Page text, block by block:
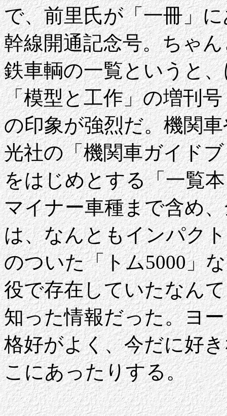
で、前里氏が「一冊」
幹線開通記念号。ちゃ
鉄車輌の一覧というと
「模型と工作」の増刊
の印象が強烈だ。機関
光社の「機関車ガイド
をはじめとする「一覧
マイナー車種まで含め
は、なんともインパク
のついた「トム5000」
役で存在していたなん
知った情報だった。ヨ
格好がよく、今だに好
こにあったりする。